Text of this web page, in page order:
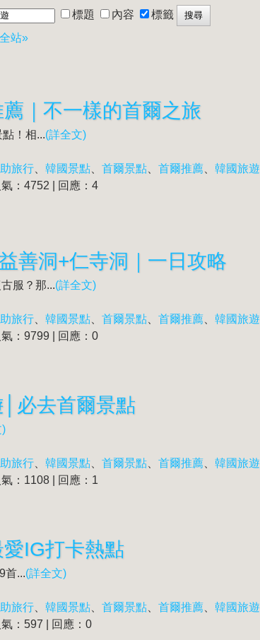
標題 內容
標籤
站»
｜不一樣的首爾之旅
！相...(詳全文)
旅行 韓國景點 首爾景點 首爾推薦 韓國旅遊
：4752 | 回應：4
善洞+仁寺洞｜一日攻略
服？那...(詳全文)
旅行 韓國景點 首爾景點 首爾推薦 韓國旅遊
：9799 | 回應：0
必去首爾景點
)
旅行 韓國景點 首爾景點 首爾推薦 韓國旅遊
：1108 | 回應：1
IG打卡熱點
首...(詳全文)
旅行 韓國景點 首爾景點 首爾推薦 韓國旅遊
：597 | 回應：0